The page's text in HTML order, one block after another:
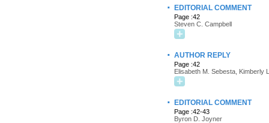
· EDITORIAL COMMENT
Page :42
Steven C. Campbell
· AUTHOR REPLY
Page :42
Elisabeth M. Sebesta, Kimberly
· EDITORIAL COMMENT
Page :42-43
Byron D. Joyner